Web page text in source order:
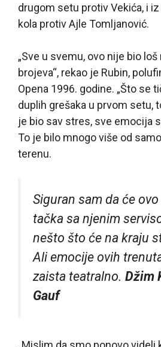
drugom setu protiv Vekića, i
kola protiv Ajle Tomljanović.
„Sve u svemu, ovo nije bio
brojeva“, rekao je Rubin,
Opena 1996. godine. „Što se
duplih grešaka u prvom setu,
je bio sav stres, sve emocija
To je bilo mnogo više od
terenu.
Siguran sam da će
tačka sa njenim
nešto što će na kraju
Ali emocije ovih
zaista teatralno. Džim
Gauf